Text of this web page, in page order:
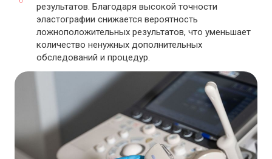
результатов. Благодаря высокой точности
эластографии снижается вероятность
ложноположительных результатов, что уменьшает
количество ненужных дополнительных
обследований и процедур.